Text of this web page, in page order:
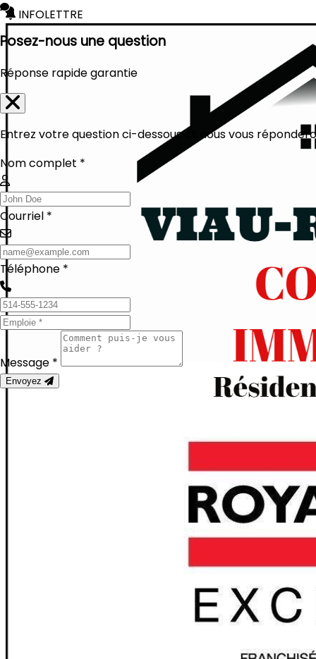
INFOLETTRE
Posez-nous une question
Réponse rapide garantie
Entrez votre question ci-dessous et nous vous
Nom complet *
Courriel *
Téléphone *
Message *
Envoyez